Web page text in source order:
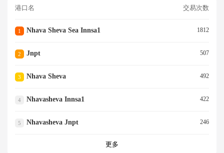
港口名 交易次数
1 Nhava Sheva Sea Innsa1 1812
2 Jnpt 507
3 Nhava Sheva 492
4 Nhavasheva Innsa1 422
5 Nhavasheva Jnpt 246
更多